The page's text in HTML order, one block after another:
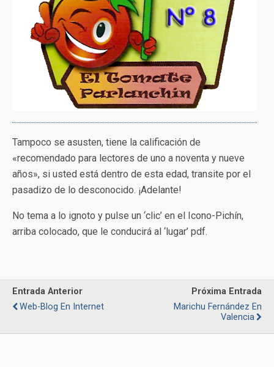
Tampoco se asusten, tiene la calificación de
«recomendado para lectores de uno a noventa y nueve
años», si usted está dentro de esta edad, transite por el
pasadizo de lo desconocido. ¡Adelante!
No tema a lo ignoto y pulse un ‘clic’ en el Icono-Pichín,
arriba colocado, que le conducirá al ‘lugar’ pdf.
Entrada Anterior
Web-Blog En Internet
Próxima Entrada
Marichu Fernández En
Valencia